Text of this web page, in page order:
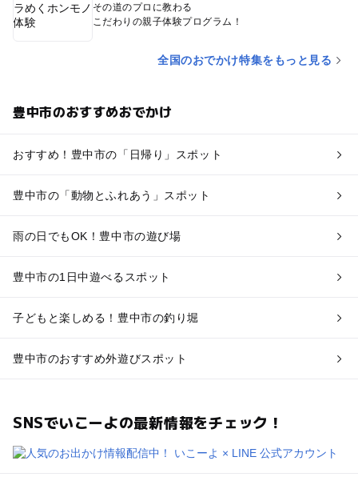
その道のプロに教わる
こだわりの親子体験プログラム！
全国のおでかけ特集をもっと見る
豊中市のおすすめおでかけ
おすすめ！豊中市の「日帰り」スポット
豊中市の「動物とふれあう」スポット
雨の日でもOK！豊中市の遊び場
豊中市の1日中遊べるスポット
子どもと楽しめる！豊中市の釣り堀
豊中市のおすすめ外遊びスポット
SNSでいこーよの最新情報をチェック！